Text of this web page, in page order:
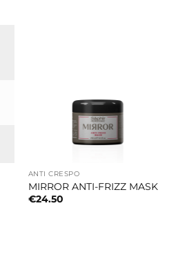
ANTI CRESPO
MIRROR ANTI-FRIZZ MASK
€24.50